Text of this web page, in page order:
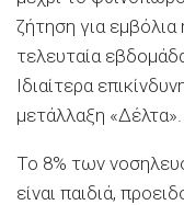
ζήτηση για εμβόλια
τελευταία
Ιδιαίτερα
μετάλλαξη «Δέλτα».
Το 8% των
είναι παιδιά,